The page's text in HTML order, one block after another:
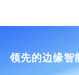
领先的边缘智